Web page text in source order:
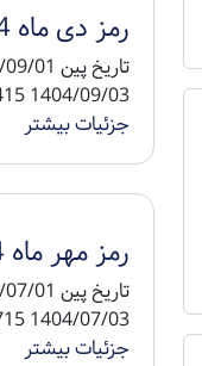
رمز دی ماه 1404
1404/09/03 1415 1404/09/04 1408 1404/09/05 ...
جزئیات بیشتر
رمز مهر ماه 1404
1404/07/03 0715 1404/07/04 0708 1404/07/05 ...
جزئیات بیشتر